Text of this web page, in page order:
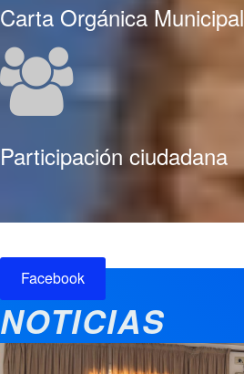
Carta Orgánica Municipal
Participación ciudadana
Facebook
NOTICIAS